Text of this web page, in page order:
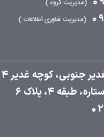
مدیریت فناوری اطلاعات
4، پلاک 6